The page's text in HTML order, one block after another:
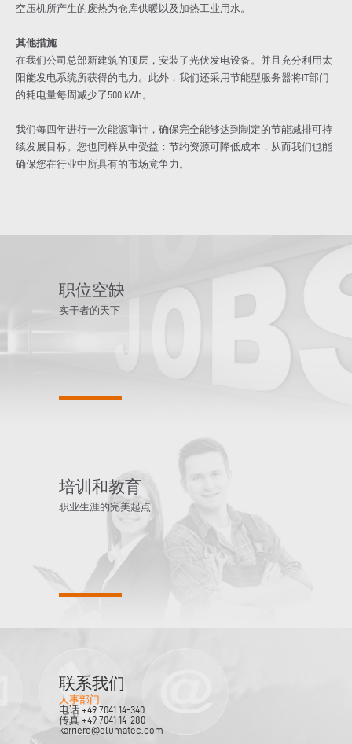
空压机所产生的废热为仓库供暖以及加热工业用水。
其他措施
在我们公司总部新建筑的顶层，安装了光伏发电设备。并且充分利用太
阳能发电系统所获得的电力。此外，我们还采用节能型服务器将IT部门
的耗电量每周减少了500 kWh。
我们每四年进行一次能源审计，确保完全能够达到制定的节能减排可持
续发展目标。您也同样从中受益：节约资源可降低成本，从而我们也能
确保您在行业中所具有的市场竟争力。
职位空缺
实干者的天下
培训和教育
职业生涯的完美起点
联系我们
人事部门
电话 +49 7041 14-340
传真 +49 7041 14-280
karriere@elumatec.com